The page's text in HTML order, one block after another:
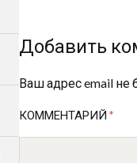
Добавить
Ваш адрес email не
КОММЕНТАРИЙ *